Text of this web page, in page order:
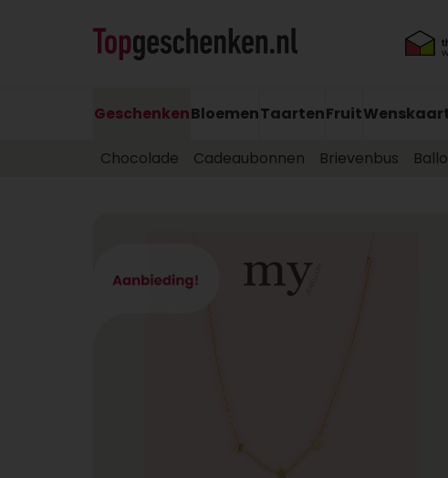
GeschenkenBloemenTaartenFruit
Chocolade Cadeaubonnen Brievenbus